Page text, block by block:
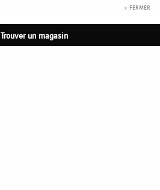
× FERMER
Trouver un magasin